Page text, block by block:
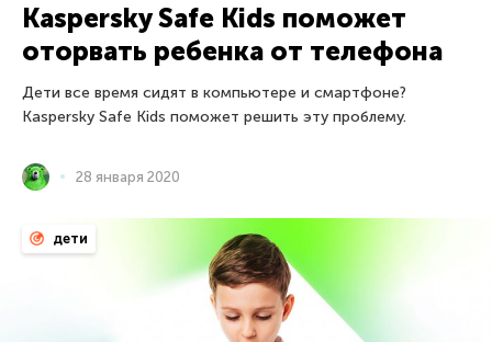
Kaspersky Safe Kids поможет
оторвать ребенка от телефона
Дети все время сидят в компьютере и смартфоне?
Kaspersky Safe Kids поможет решить эту проблему.
28 января 2020
дети